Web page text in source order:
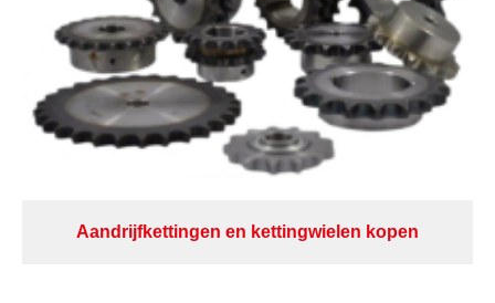
Aandrijfkettingen en kettingwielen kopen